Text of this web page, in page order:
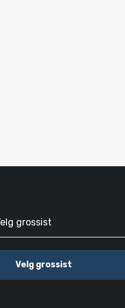
grossist
Velg grossist